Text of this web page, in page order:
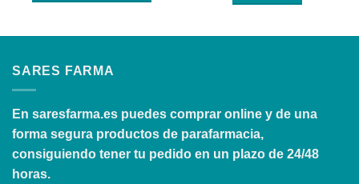
SARES FARMA
En saresfarma.es puedes comprar online y de una
forma segura productos de parafarmacia,
consiguiendo tener tu pedido en un plazo de 24/48
horas.